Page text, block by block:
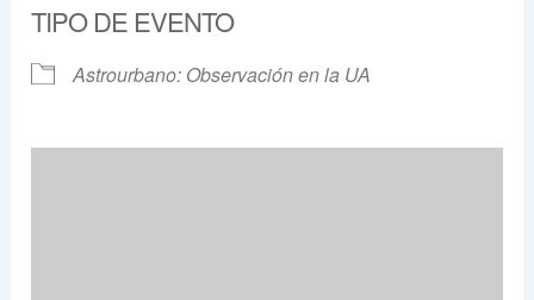
TIPO DE EVENTO
Astrourbano: Observación en la UA